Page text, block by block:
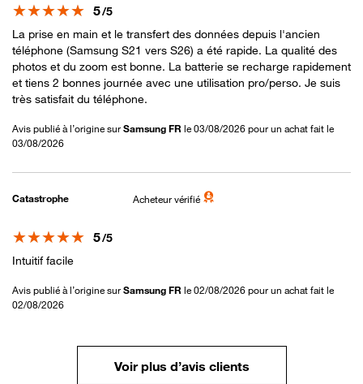
Note
5/5
La prise en main et le transfert des données depuis l'ancien
téléphone (Samsung S21 vers S26) a été rapide. La qualité des
photos et du zoom est bonne. La batterie se recharge rapidement
et tiens 2 bonnes journée avec une utilisation pro/perso. Je suis
très satisfait du téléphone.
Avis publié à l’origine sur Samsung FR le 03/08/2026 pour un achat fait le
03/08/2026
Catastrophe Acheteur vérifié
Note
5/5
Intuitif facile
Avis publié à l’origine sur Samsung FR le 02/08/2026 pour un achat fait le
02/08/2026
Voir plus d’avis clients